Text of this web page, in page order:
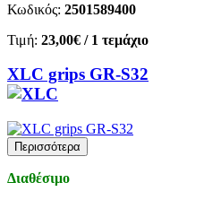
Κωδικός: 2501589400
Τιμή: 23,00€ / 1 τεμάχιο
XLC grips GR-S32
Περισσότερα
Διαθέσιμο